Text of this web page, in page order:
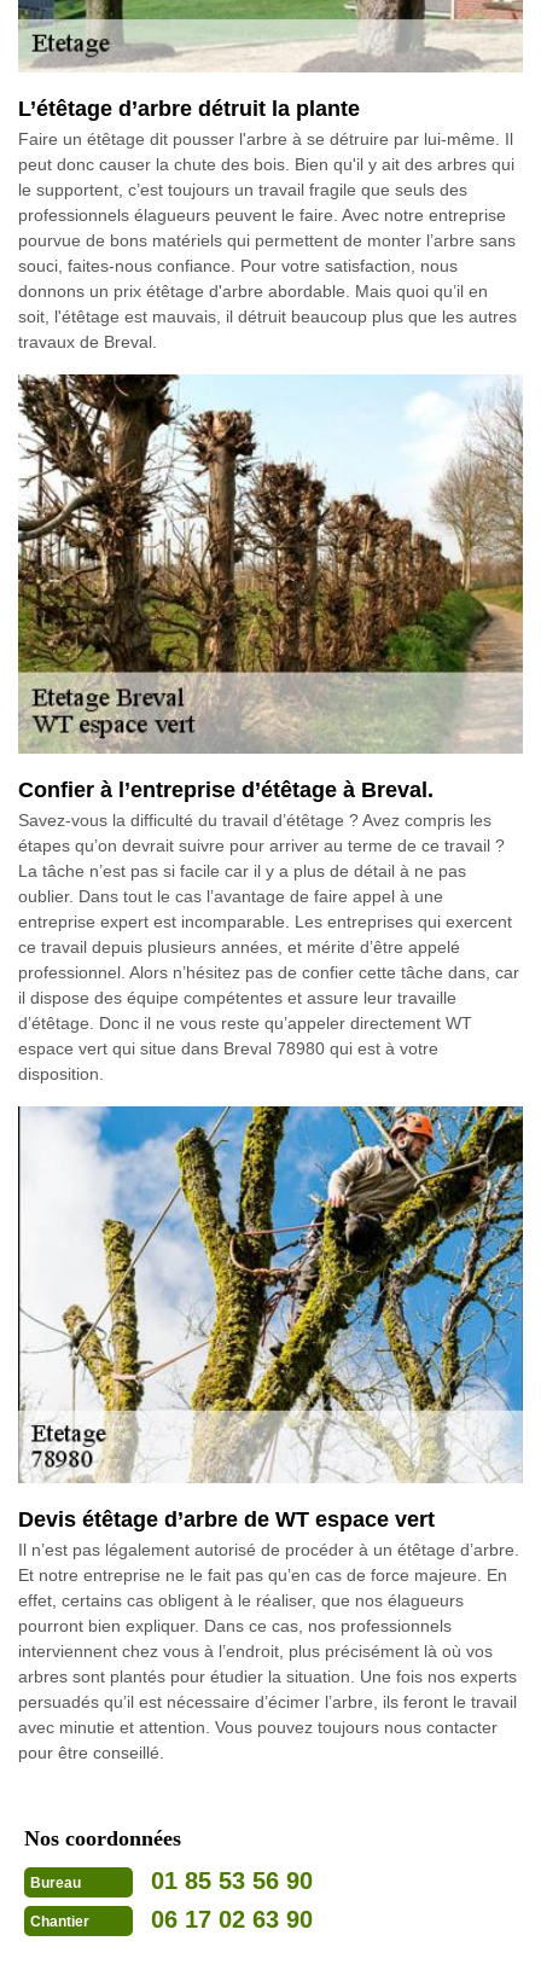
L’étêtage d’arbre détruit la plante
Faire un étêtage dit pousser l'arbre à se détruire par lui-même. Il
peut donc causer la chute des bois. Bien qu'il y ait des arbres qui
le supportent, c’est toujours un travail fragile que seuls des
professionnels élagueurs peuvent le faire. Avec notre entreprise
pourvue de bons matériels qui permettent de monter l’arbre sans
souci, faites-nous confiance. Pour votre satisfaction, nous
donnons un prix étêtage d'arbre abordable. Mais quoi qu’il en
soit, l'étêtage est mauvais, il détruit beaucoup plus que les autres
travaux de Breval.
Confier à l’entreprise d’étêtage à Breval.
Savez-vous la difficulté du travail d’étêtage ? Avez compris les
étapes qu’on devrait suivre pour arriver au terme de ce travail ?
La tâche n’est pas si facile car il y a plus de détail à ne pas
oublier. Dans tout le cas l’avantage de faire appel à une
entreprise expert est incomparable. Les entreprises qui exercent
ce travail depuis plusieurs années, et mérite d’être appelé
professionnel. Alors n’hésitez pas de confier cette tâche dans, car
il dispose des équipe compétentes et assure leur travaille
d’étêtage. Donc il ne vous reste qu’appeler directement WT
espace vert qui situe dans Breval 78980 qui est à votre
disposition.
Devis étêtage d’arbre de WT espace vert
Il n’est pas légalement autorisé de procéder à un étêtage d’arbre.
Et notre entreprise ne le fait pas qu’en cas de force majeure. En
effet, certains cas obligent à le réaliser, que nos élagueurs
pourront bien expliquer. Dans ce cas, nos professionnels
interviennent chez vous à l’endroit, plus précisément là où vos
arbres sont plantés pour étudier la situation. Une fois nos experts
persuadés qu’il est nécessaire d’écimer l’arbre, ils feront le travail
avec minutie et attention. Vous pouvez toujours nous contacter
pour être conseillé.
Nos coordonnées
Bureau 01 85 53 56 90
Chantier 06 17 02 63 90